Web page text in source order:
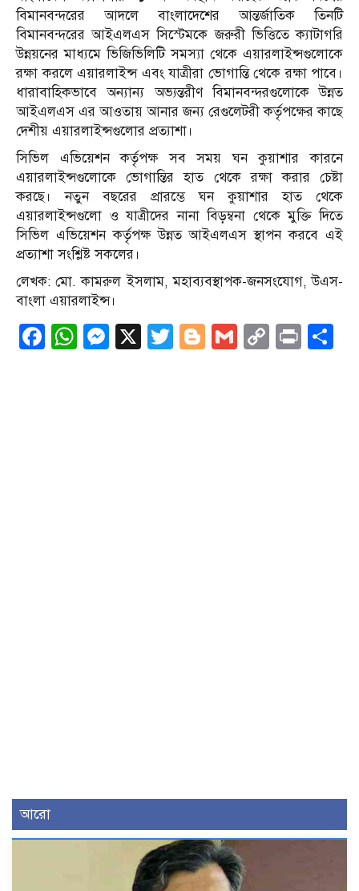
বিমানবন্দরের আদলে বাংলাদেশের আন্তর্জাতিক তিনটি
বিমানবন্দরের আইএলএস সিস্টেমকে জরুরী ভিত্তিতে ক্যাটাগরি
উন্নয়নের মাধ্যমে ভিজিভিলিটি সমস্যা থেকে এয়ারলাইন্সগুলোকে
রক্ষা করলে এয়ারলাইন্স এবং যাত্রীরা ভোগান্তি থেকে রক্ষা পাবে।
ধারাবাহিকভাবে অন্যান্য অভ্যন্তরীণ বিমানবন্দরগুলোকে উন্নত
আইএলএস এর আওতায় আনার জন্য রেগুলেটরী কর্তৃপক্ষের কাছে
দেশীয় এয়ারলাইন্সগুলোর প্রত্যাশা।
সিভিল এভিয়েশন কর্তৃপক্ষ সব সময় ঘন কুয়াশার কারনে
এয়ারলাইন্সগুলোকে ভোগান্তির হাত থেকে রক্ষা করার চেষ্টা
করছে। নতুন বছরের প্রারম্ভে ঘন কুয়াশার হাত থেকে
এয়ারলাইন্সগুলো ও যাত্রীদের নানা বিড়ম্বনা থেকে মুক্তি দিতে
সিভিল এভিয়েশন কর্তৃপক্ষ উন্নত আইএলএস স্থাপন করবে এই
প্রত্যাশা সংশ্লিষ্ট সকলের।
লেখক: মো. কামরুল ইসলাম, মহাব্যবস্থাপক-জনসংযোগ, উএস-
বাংলা এয়ারলাইন্স।
Facebook
WhatsApp
Messenger
X Twitter
Blogger
GmailCopy
Print
আরো